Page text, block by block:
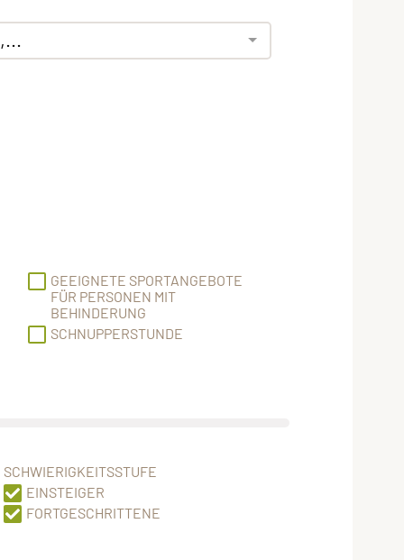
GEEIGNETE SPORTANGEBOTE
FÜR PERSONEN MIT
BEHINDERUNG
SCHNUPPERSTUNDE
SCHWIERIGKEITSSTUFE
EINSTEIGER
FORTGESCHRITTENE